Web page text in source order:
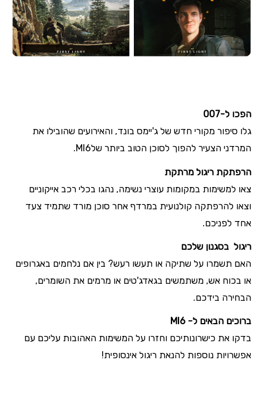
הפכו ל-007
גלו סיפור מקורי חדש של ג'יימס בונד, והאירועים שהובילו את
המרדני הצעיר להפוך לסוכן הטוב ביותר של.MI6
הרפתקת ריגול מרתקת
צאו למשימות במקומות עוצרי נשימה, נהגו בכלי רכב אייקוניים
וצאו להרפתקה קולנועית במרדף אחר סוכן מורד שתמיד צעד
אחד לפניכם.
ריגול בסגנון שלכם
האם תשמרו על שתיקה או תעשו רעש? בין אם נלחמים באגרופים
או בכוח אש, משתמשים בגאדג'טים או מרמים את השומרים,
הבחירה בידכם.
ברוכים הבאים ל- MI6
בדקו את כישרונותיכם וחזרו על המשימות האהובות עליכם עם
אפשרויות נוספות להנאת ריגול אינסופית!